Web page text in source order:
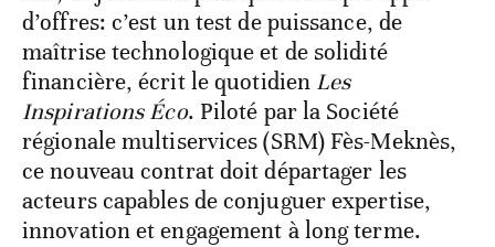
d’offres: c’est un test de puissance, de
maîtrise technologique et de solidité
financière, écrit le quotidien Les
Inspirations Éco. Piloté par la Société
régionale multiservices (SRM) Fès-Meknès,
ce nouveau contrat doit départager les
acteurs capables de conjuguer expertise,
innovation et engagement à long terme.